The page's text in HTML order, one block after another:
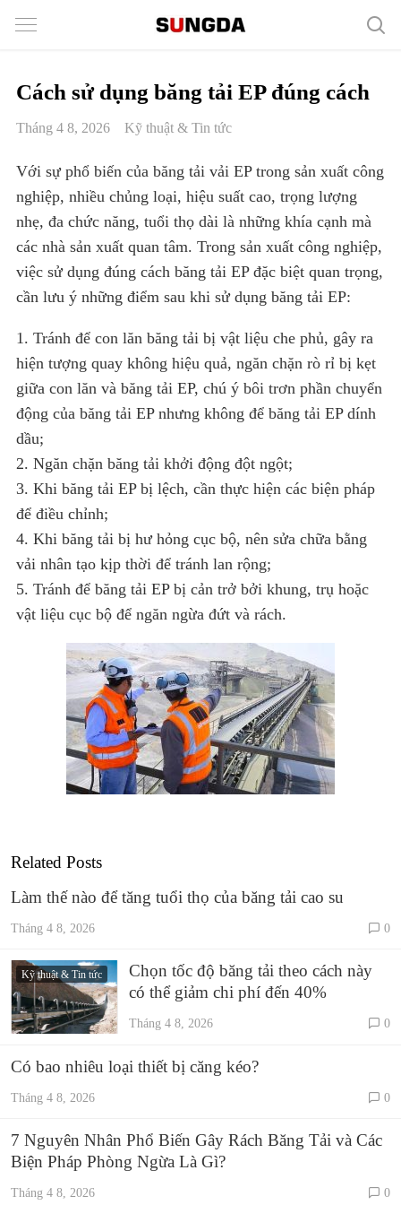
Cách sử dụng băng tải EP đúng cách
Tháng 4 8, 2026 Kỹ thuật & Tin tức
Với sự phổ biến của băng tải vải EP trong sản xuất công
nghiệp, nhiều chủng loại, hiệu suất cao, trọng lượng
nhẹ, đa chức năng, tuổi thọ dài là những khía cạnh mà
các nhà sản xuất quan tâm. Trong sản xuất công nghiệp,
việc sử dụng đúng cách băng tải EP đặc biệt quan trọng,
cần lưu ý những điểm sau khi sử dụng băng tải EP:
1. Tránh để con lăn băng tải bị vật liệu che phủ, gây ra
hiện tượng quay không hiệu quả, ngăn chặn rò rỉ bị kẹt
giữa con lăn và băng tải EP, chú ý bôi trơn phần chuyển
động của băng tải EP nhưng không để băng tải EP dính
dầu;
2. Ngăn chặn băng tải khởi động đột ngột;
3. Khi băng tải EP bị lệch, cần thực hiện các biện pháp
để điều chỉnh;
4. Khi băng tải bị hư hỏng cục bộ, nên sửa chữa bằng
vải nhân tạo kịp thời để tránh lan rộng;
5. Tránh để băng tải EP bị cản trở bởi khung, trụ hoặc
vật liệu cục bộ để ngăn ngừa đứt và rách.
Related Posts
Làm thế nào để tăng tuổi thọ của băng tải cao su
Tháng 4 8, 2026 0
Kỹ thuật & Tin tức
Chọn tốc độ băng tải theo cách này
có thể giảm chi phí đến 40%
Tháng 4 8, 2026 0
Có bao nhiêu loại thiết bị căng kéo?
Tháng 4 8, 2026 0
7 Nguyên Nhân Phổ Biến Gây Rách Băng Tải và Các
Biện Pháp Phòng Ngừa Là Gì?
Tháng 4 8, 2026 0